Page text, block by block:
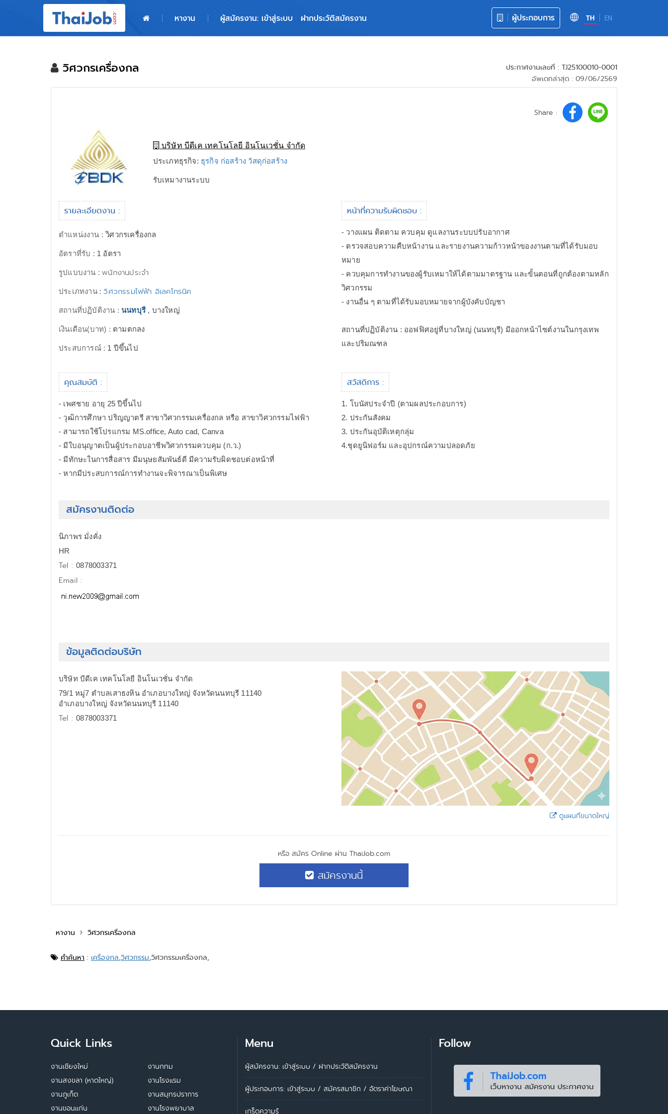
TH EN
ผู้ประกอบการ
หางาน ผู้สมัครงาน: เข้าสู่ระบบ ฝากประวัติสมัครงาน
ผู้สมัครงาน: เข้าสู่ระบบ
วิศวกรเครื่องกล
ประกาศงานเลขที่ : TJ25100010-0001
อัพเดทล่าสุด : 09/06/2569
Share :
บริษัท บีดีเค เทคโนโลยี อินโนเวชั่น จำกัด
ประเภทธุรกิจ: ธุรกิจ ก่อสร้าง วัสดุก่อสร้าง
รับเหมางานระบบ
รายละเอียดงาน :
ตำแหน่งงาน :วิศวกรเครื่องกล
อัตราที่รับ : 1 อัตรา
รูปแบบงาน :พนักงานประจำ
ประเภทงาน :วิศวกรรมไฟฟ้า อิเลคโทรนิค
สถานที่ปฏิบัติงาน : นนทบุรี, บางใหญ่
เงินเดือน(บาท) : ตามตกลง
ประสบการณ์ : 1 ปีขึ้นไป
หน้าที่ความรับผิดชอบ :
- วางแผน ติดตาม ควบคุม ดูแลงานระบบปรับอากาศ
- ตรวจสอบความคืบหน้างาน และรายงานความก้าวหน้าของงานตามที่ได้รับมอบ
หมาย
- ควบคุมการทำงานของผู้รับเหมาให้ได้ตามมาตรฐาน และขั้นตอนที่ถูกต้องตามหลัก
วิศวกรรม
- งานอื่น ๆ ตามที่ได้รับมอบหมายจากผู้บังคับบัญชา
สถานที่ปฏิบัติงาน : ออฟฟิศอยู่ที่บางใหญ่ (นนทบุรี) มีออกหน้าไซต์งานในกรุงเทพ
และปริมณฑล
คุณสมบัติ :
- เพศชาย อายุ 25 ปีขึ้นไป
- วุฒิการศึกษา ปริญญาตรี สาขาวิศวกรรมเครื่องกล หรือ สาขาวิศวกรรมไฟฟ้า
- สามารถใช้โปรแกรม MS.office, Auto cad, Canva
- มีใบอนุญาตเป็นผู้ประกอบอาชีพวิศวกรรมควบคุม (ก.ว.)
- มีทักษะในการสื่อสาร มีมนุษยสัมพันธ์ดี มีความรับผิดชอบต่อหน้าที่
- หากมีประสบการณ์การทำงานจะพิจารณาเป็นพิเศษ
สวัสดิการ :
1. โบนัสประจำปี (ตามผลประกอบการ)
2. ประกันสังคม
3. ประกันอุบัติเหตุกลุ่ม
4.ชุดยูนิฟอร์ม และอุปกรณ์ความปลอดภัย
สมัครงานติดต่อ
นิภาพร มั่งคั่ง
HR
Tel :0878003371
Email :
ข้อมูลติดต่อบริษัท
บริษัท บีดีเค เทคโนโลยี อินโนเวชั่น จำกัด
79/1 หมู่7 ตำบลเสาธงหิน อำเภอบางใหญ่ จังหวัดนนทบุรี 11140
อำเภอบางใหญ่ จังหวัดนนทบุรี 11140
Tel :0878003371
ดูแผนที่ขนาดใหญ่
หรือ สมัคร Online ผ่าน ThaiJob.com
สมัครงานนี้
หางาน วิศวกรเครื่องกล
คำค้นหา : เครื่องกล,วิศวกรรม,วิศวกรรมเครื่องกล,
Quick Links
งานเชียงใหม่
งานสงขลา (หาดใหญ่)
งานภูเก็ต
งานขอนแก่น
งานกทม
งานโรงแรม
งานสมุทรปราการ
งานโรงพยาบาล
Menu
ผู้สมัครงาน: เข้าสู่ระบบ / ฝากประวัติสมัครงาน
ผู้ประกอบการ: เข้าสู่ระบบ / สมัครสมาชิก / อัตราค่าโฆษณา
เกร็ดความรู้
Follow